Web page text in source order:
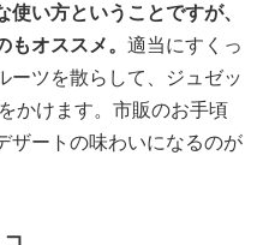
い方ということですが、
オススメ。 適当にすくっ
ーツを散らして、ジュゼッ
かけます。市販のお手頃
ザートの味わいになるのが